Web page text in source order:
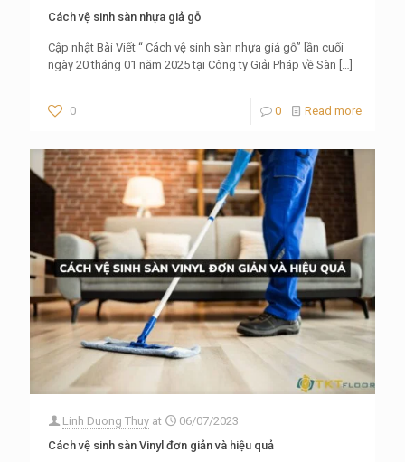
Cách vệ sinh sàn nhựa giả gỗ
Cập nhật Bài Viết “ Cách vệ sinh sàn nhựa giả gỗ” lần cuối
ngày 20 tháng 01 năm 2025 tại Công ty Giải Pháp về Sàn […]
0 0 Read more
Linh Duong Thuy at
06/07/2023
Cách vệ sinh sàn Vinyl đơn giản và hiệu quả